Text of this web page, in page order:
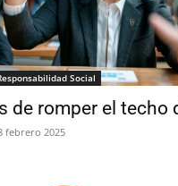
Social
de romper el techo
febrero 2025